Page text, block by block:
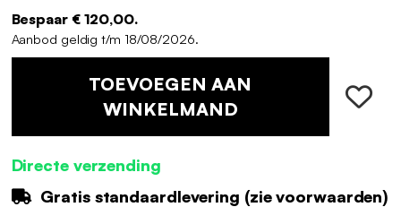
Bespaar € 120,00.
Aanbod geldig t/m 18/08/2026.
TOEVOEGEN AAN
WINKELMAND
Directe verzending
Gratis standaardlevering (zie voorwaarden)